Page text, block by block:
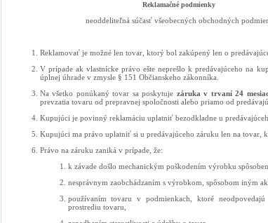
Reklamačné podmienky
neoddeliteľná súčasť všeobecných obchodných
Reklamovať je možné len tovar, ktorý bol zakúpený len o
V prípade ak vlastnícke právo ešte neprešlo k predávajúceho na
úplnej úhrade v zmysle § 151 Občianskeho zákonníka.
Na všetko ponúkaný tovar sa poskytuje záruka v trvaní 24
prevzatia tovaru od prepravnej spoločnosti alebo priamo od
Kupujúci je povinný reklamáciu uplatniť bezodkladne u
Kupujúci ma právo uplatniť si u predávajúceho záruku len na tovar,
Právo na záruku zaniká v prípade, že:
k závade došlo mechanickým poškodením výrobku
nesprávnym zaobchádzaním s výrobkom, spôsobom iným
používaním tovaru v podmienkach, ktoré
prostrediu tovaru,